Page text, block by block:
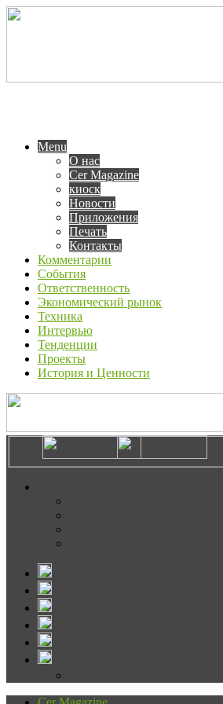
Menu
О нас
Cer Magazine
киоск
Новости
Приложения
Печать
Контакты
Комментарии
События
Ответственность
Экономический рынок
Техника
Интервью
Тенденции
Проекты
История и Ценности